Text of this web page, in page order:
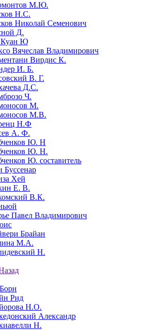
М.Ю.
Н.С.
Николай Семенович
Д.
Ю
Вячеслав Владимирович
Вирдис К.
И. Б.
В. Г.
Д.С.
Ч.
М.
М.В.
Н.Ф
А. Ф.
Ю. Н
Ю. Н.
Ю. составитель
Буссенар
Хей
Е. В.
В.К.
Павел Владимирович
Брайан
М.А.
Н.
Рид
Н.О.
Александр
Н.